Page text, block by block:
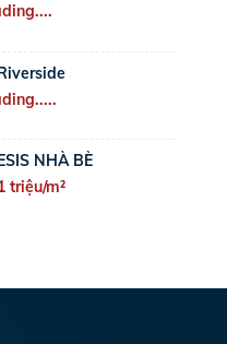
NHÀ BÈ
triệu/m²